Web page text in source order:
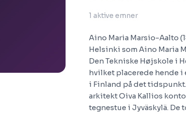
1 aktive emner
Aino Maria Marsio-Aalto
Helsinki som Aino Maria
Den Tekniske Højskole i
hvilket placerede hende
i Finland på det
arkitekt Oiva Kallios
tegnestue i Jyväskylä. De